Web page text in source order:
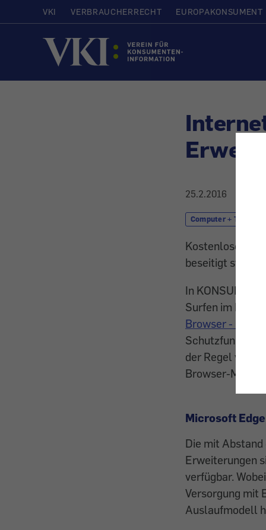
VKI VERBRAUCHERRECHT EUROPAKONSUMENT
Startseite
25.2.2016
Computer + Telekom
Kostenlose
beseitigt
In
Surfen im
Browser -
der Regel von
Browser-Menü
Microsoft
Die mit
Erweiterungen
verfügbar.
Versorgung mit
Auslaufmodell